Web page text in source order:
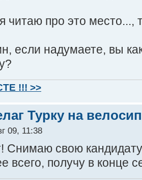
читаю про это место...,
если надумаете, вы
!!! >>
Турку на
09, 11:38
Снимаю свою
всего, получу в конце